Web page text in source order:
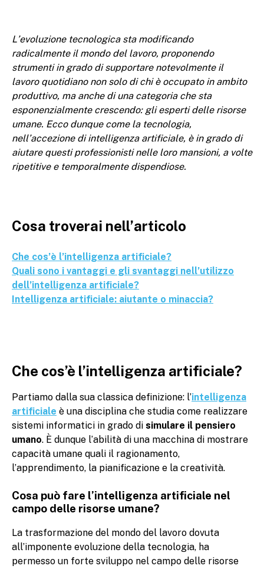
L’evoluzione tecnologica sta modificando
radicalmente il mondo del lavoro, proponendo
strumenti in grado di supportare notevolmente il
lavoro quotidiano non solo di chi è occupato in ambito
produttivo, ma anche di una categoria che sta
esponenzialmente crescendo: gli esperti delle risorse
umane. Ecco dunque come la tecnologia,
nell’accezione di intelligenza artificiale, è in grado di
aiutare questi professionisti nelle loro mansioni, a volte
ripetitive e temporalmente dispendiose.
Cosa troverai nell’articolo
Che cos’è l’intelligenza artificiale?
Quali sono i vantaggi e gli svantaggi nell’utilizzo
dell’intelligenza artificiale?
Intelligenza artificiale: aiutante o minaccia?
Che cos’è l’intelligenza artificiale?
Partiamo dalla sua classica definizione: l’intelligenza
artificiale è una disciplina che studia come realizzare
sistemi informatici in grado di simulare il pensiero
umano. È dunque l’abilità di una macchina di mostrare
capacità umane quali il ragionamento,
l’apprendimento, la pianificazione e la creatività.
Cosa può fare l’intelligenza artificiale nel
campo delle risorse umane?
La trasformazione del mondo del lavoro dovuta
all’imponente evoluzione della tecnologia, ha
permesso un forte sviluppo nel campo delle risorse